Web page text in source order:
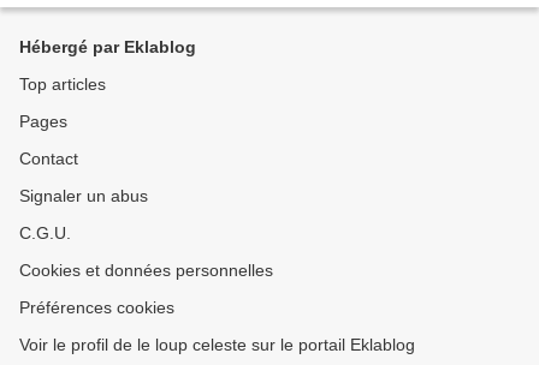
Hébergé par Eklablog
Top articles
Pages
Contact
Signaler un abus
C.G.U.
Cookies et données personnelles
Préférences cookies
Voir le profil de le loup celeste sur le portail Eklablog